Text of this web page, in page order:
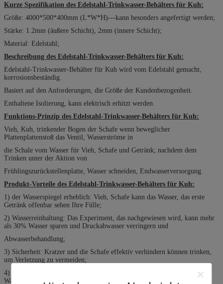
Kurze Spezifikation des Edelstahl-Trinkwasser-Behälters für Kuh:
Größe: 4000*500*400mm (L*W*H)---kann besonders angefertigt werden;
Stärke: 1.2mm (äußere Schicht), 2mm (innere Schicht);
Material: Edelstahl;
Beschreibung des Edelstahl-Trinkwasser-Behälters für Kuh:
Edelstahl-Trinkwasser-Behälter für Kuh wird vom Edelstahl gemacht,
korrosionsbeständig.
Basiert auf den Anforderungen, die Größe der Kundenbezogenheit.
Enthaltene Isolierung, kann elektrisch erhitzt werden.
Funktions-Prinzip des Edelstahl-Trinkwasser-Behälters für Kuh:
Vieh, Kuh, trinkender Bogen der Schafe wenn beweglicher
Plattenplattenstoß das Ventil, Wasserströme in
die Schale vom Wasser für Vieh, Schafe und Getränk; nachdem dem
Trinken unter der Aktion von
Frühlingszurückstellenplatte, Wasser schneiden, Endwasserversorgung.
Produkt-Vorteile des Edelstahl-Trinkwasser-Behälters für Kuh:
1) der Wasserspiegel erheblich: Vieh, Schafe kann das Wasser, das erste
Getränk offenbar sehen Ihre Fülle;
2) Wasserreinhaltung: Das Experiment, das nachgewiesen wird, kann mehr
als 30% Wasser sparen und Druckabwasser verringern und
Abwasserbehandlung;
3) Sicherheit: Kratzer und die Schafe effektiv verhindern können trinken,
um Verletzung zu vermeiden;
4) Erhaltungsbehandlung: die Wasserversorgung der Medikation,
Wasserreinhaltung bei Medikation auch speichern;